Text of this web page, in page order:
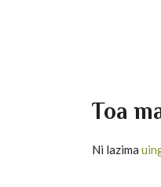
Toa
Ni lazima